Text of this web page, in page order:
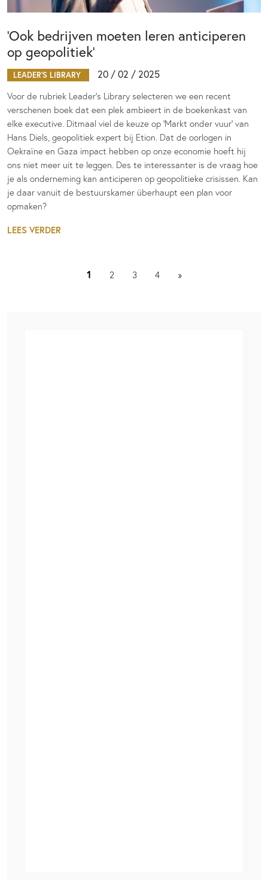
‘Ook bedrijven moeten leren anticiperen
op geopolitiek’
LEADER'S LIBRARY 20 / 02 / 2025
Voor de rubriek Leader’s Library selecteren we een recent
verschenen boek dat een plek ambieert in de boekenkast van
elke executive. Ditmaal viel de keuze op ‘Markt onder vuur’ van
Hans Diels, geopolitiek expert bij Etion. Dat de oorlogen in
Oekraïne en Gaza impact hebben op onze economie hoeft hij
ons niet meer uit te leggen. Des te interessanter is de vraag hoe
je als onderneming kan anticiperen op geopolitieke crisissen. Kan
je daar vanuit de bestuurskamer überhaupt een plan voor
opmaken?
LEES VERDER
1 2 3 4 »